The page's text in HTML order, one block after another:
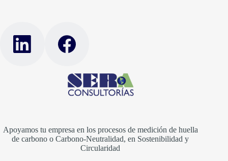
Apoyamos tu empresa en los procesos de medición de huella
de carbono o Carbono-Neutralidad, en Sostenibilidad y
Circularidad